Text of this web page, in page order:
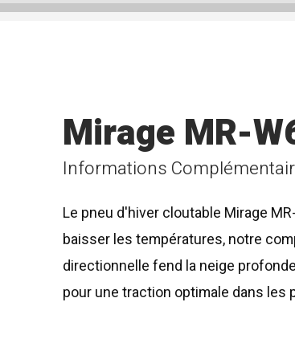
Informations
Mirage MR-
Le pneu d'hiver cloutable Mirage
baisser les températures, notre
directionnelle fend la neige
pour une traction optimale dans les